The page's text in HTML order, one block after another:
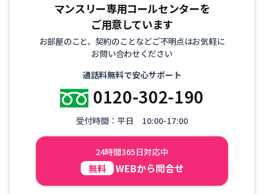
マンスリー専用コールセンターを
ご用意しています
お部屋のこと、契約のことなどご不明点はお気軽に
お問い合わせください
通話料無料で安心サポート
0120-302-190
受付時間：平日 10:00-17:00
24時間365日対応中
無料 WEBから問合せ